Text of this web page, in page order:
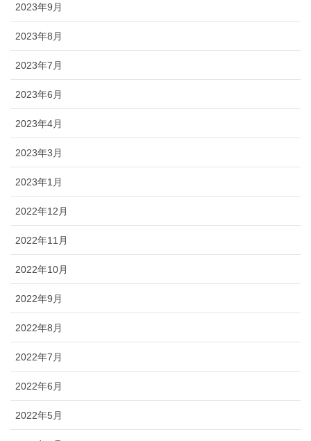
2023年9月
2023年8月
2023年7月
2023年6月
2023年4月
2023年3月
2023年1月
2022年12月
2022年11月
2022年10月
2022年9月
2022年8月
2022年7月
2022年6月
2022年5月